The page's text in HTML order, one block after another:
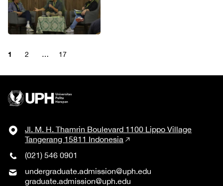
1 2 … 17
Jl. M. H. Thamrin Boulevard 1100 Lippo Village
Tangerang 15811 Indonesia
(021) 546 0901
undergraduate.admission@uph.edu
graduate.admission@uph.edu